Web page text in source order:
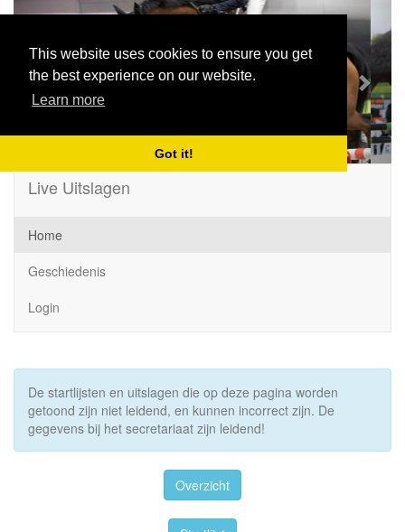
This website uses cookies to ensure you get
the best experience on our website.
Learn more
Got it!
Previous Next
Live Uitslagen
Home
Geschiedenis
Login
De startlijsten en uitslagen die op deze pagina worden
getoond zijn niet leidend, en kunnen incorrect zijn. De
gegevens bij het secretariaat zijn leidend!
Overzicht